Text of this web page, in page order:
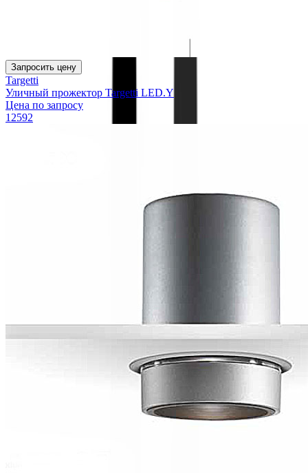
Запросить цену
Targetti
Уличный прожектор Targetti LED.Y
Цена по запросу
12592